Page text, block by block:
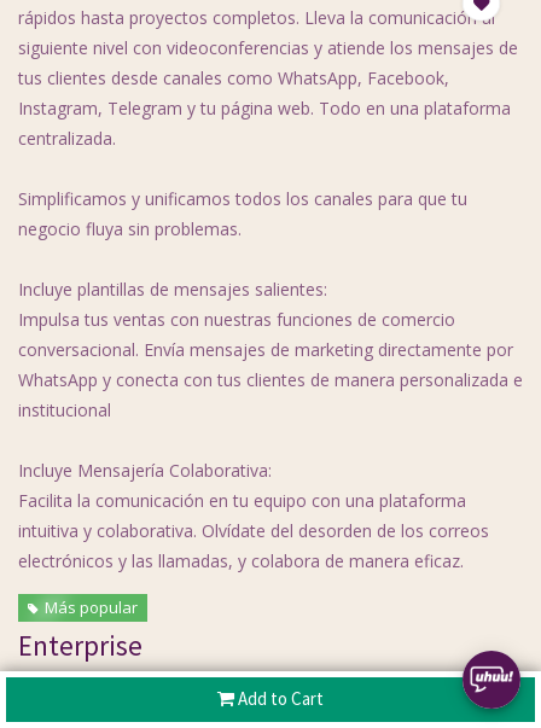
Add to Cart
rápidos hasta proyectos completos. Lleva la comunicación al
siguiente nivel con videoconferencias y atiende los mensajes de
tus clientes desde canales como WhatsApp, Facebook,
Instagram, Telegram y tu página web. Todo en una plataforma
centralizada.
Simplificamos y unificamos todos los canales para que tu
negocio fluya sin problemas.
Incluye plantillas de mensajes salientes:
Impulsa tus ventas con nuestras funciones de comercio
conversacional. Envía mensajes de marketing directamente por
WhatsApp y conecta con tus clientes de manera personalizada e
institucional
Incluye Mensajería Colaborativa:
Facilita la comunicación en tu equipo con una plataforma
intuitiva y colaborativa. Olvídate del desorden de los correos
electrónicos y las llamadas, y colabora de manera eficaz.
Más popular
Enterprise
$5,300.0000